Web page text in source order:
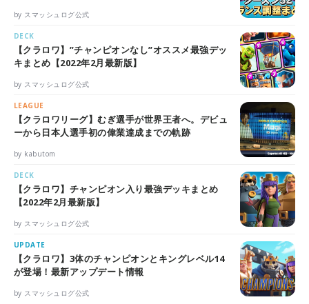
by スマッシュログ公式
DECK
【クラロワ】”チャンピオンなし”オススメ最強デッ
キまとめ【2022年2月最新版】
by スマッシュログ公式
LEAGUE
【クラロワリーグ】むぎ選手が世界王者へ。デビュ
ーから日本人選手初の偉業達成までの軌跡
by kabutom
DECK
【クラロワ】チャンピオン入り最強デッキまとめ
【2022年2月最新版】
by スマッシュログ公式
UPDATE
【クラロワ】3体のチャンピオンとキングレベル14
が登場！最新アップデート情報
by スマッシュログ公式